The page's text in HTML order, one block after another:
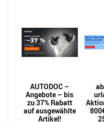
AUTODOC –
Angebote – bis
zu 37% Rabatt
auf ausgewählte
Artikel!